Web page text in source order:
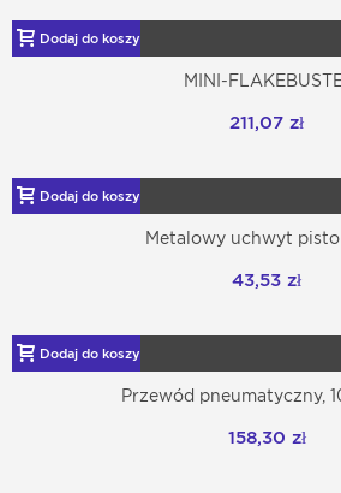
Dodaj do koszyka
MINI-
211,07 zł
Dodaj do koszyka
Metalowy uchwyt
43,53 zł
Dodaj do koszyka
Przewód pneumatyczny,
158,30 zł